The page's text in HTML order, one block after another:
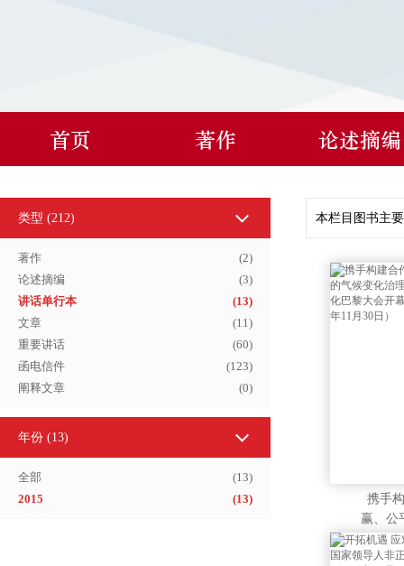
首页 著作 论述摘编
类型 (212)
著作 (2)
论述摘编
(3)
讲话单行本
(13)
文章
(11)
重要讲话
(60)
函电信件
(123)
阐释文章
(0)
年份 (13)
全部 (13)
2015
(13)
本栏目图书主
携手
赢、公
候变
——在